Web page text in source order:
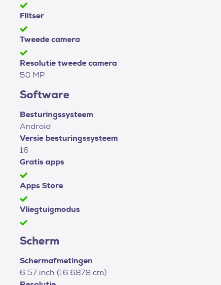
Flitser
Tweede camera
Resolutie tweede camera
50 MP
Software
Besturingssysteem
Android
Versie besturingssysteem
16
Gratis apps
Apps Store
Vliegtuigmodus
Scherm
Schermafmetingen
6.57 inch (16.6878 cm)